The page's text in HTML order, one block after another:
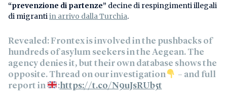
“prevenzione di partenze” decine di respingimenti illegali
di migrantiin arrivo dalla Turchia.
Revealed: Frontex is involved in the pushbacks of
hundreds of asylum seekers in the Aegean. The
agency denies it, but their own database shows the
opposite. Thread on our investigation
– and full
report in
:https://t.co/N9uJsRUb5t